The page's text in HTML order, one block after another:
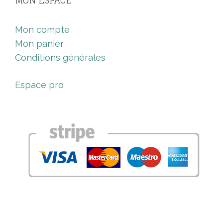
Mon compte
Mon panier
Conditions générales
Espace pro